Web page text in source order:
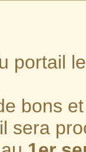
portail
bons
sera